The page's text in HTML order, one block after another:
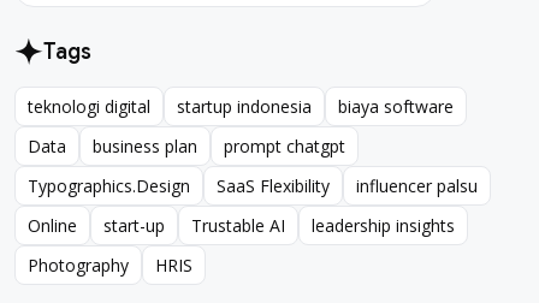
Tags
teknologi digital
teknologi digital
startup indonesia
startup indonesia
biaya software
biaya software
Data
Data
business plan
business plan
prompt chatgpt
prompt chatgpt
Typographics.Design
Typographics.Design
SaaS Flexibility
SaaS Flexibility
influencer palsu
influencer palsu
Online
Online
start-up
start-up
Trustable AI
Trustable AI
leadership insights
leadership insights
Photography
Photography
HRIS
HRIS